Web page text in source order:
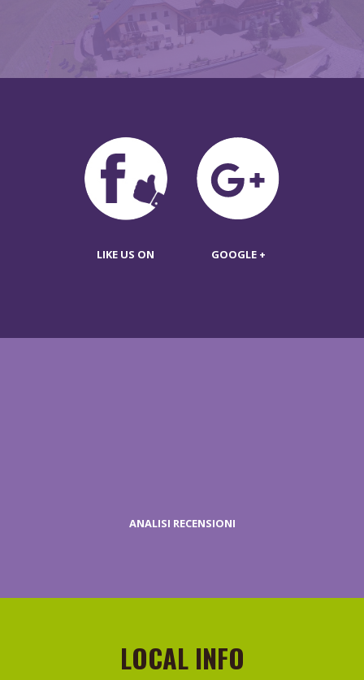
LIKE US ON GOOGLE +
ANALISI RECENSIONI
LOCAL INFO